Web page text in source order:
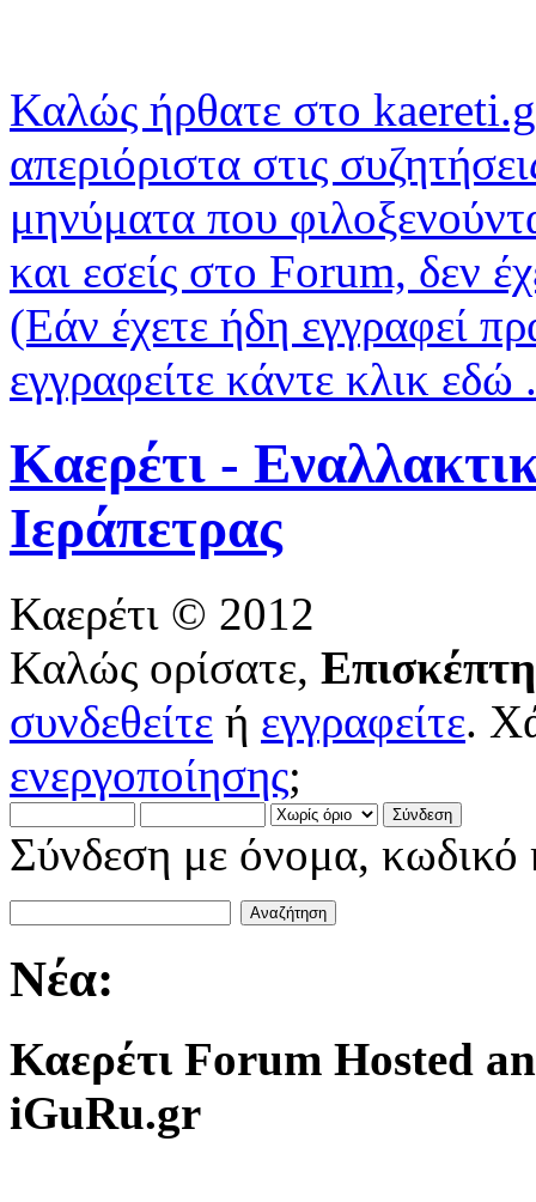
Καλώς ήρθατε στο
απεριόριστα στις
μηνύματα που
και εσείς στο Forum, δεν
(Εάν έχετε ήδη εγγραφεί
εγγραφείτε κάντε κλικ εδώ
Καερέτι -
Ιεράπετρας
Καερέτι © 2012
Καλώς ορίσατε,
συνδεθείτε ή εγγραφείτε.
ενεργοποίησης;
Σύνδεση με όνομα, κωδικό
Νέα:
Καερέτι Forum Hosted
iGuRu.gr